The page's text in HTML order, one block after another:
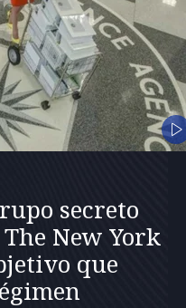
secreto
New York
que